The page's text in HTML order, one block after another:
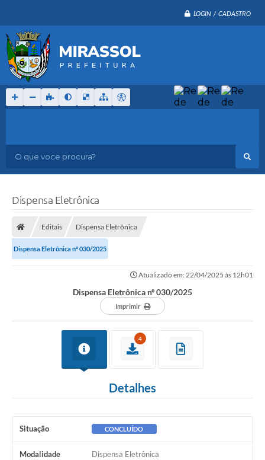
LOGIN / CADASTRO
O que voce procura?
Dispensa Eletrônica
Editais Dispensa Eletrônica
Dispensa Eletrônica nº 030/2025
Atualizado em: 22/04/2025 às 12h01
Dispensa Eletrônica nº 030/2025
Imprimir
4
Detalhes
Situação CONCLUÍDO
Modalidade Dispensa Eletrônica